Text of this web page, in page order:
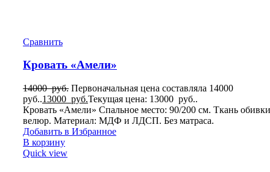
Сравнить
Кровать «Амели»
14000руб. Первоначальная цена составляла 14000
руб..13000 руб.Текущая цена: 13000 руб..
Кровать «Амели» Спальное место: 90/200 см. Ткань
велюр. Материал: МДФ и ЛДСП. Без матраса.
Добавить в Избранное
В корзину
Quick view